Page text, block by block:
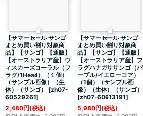
【サマーセール サンゴ
まとめ買い割り対象商
品】【サンゴ】【通販】
【オーストラリア産】ウ
ィスカーズコーラル（フ
ラグ/1Head）（１個）
（サンプル画像）（生
体）（サンゴ）
[zh07-
60529261]
2,480円(税込)
【サマーセール サンゴ
まとめ買い割り対象商
品】【サンゴ】【通販】
【オーストラリア産】フ
ラグハナガササンゴ（パ
ープル/イエローコア）
（1個）（サンプル画
像）（生体）（サンゴ）
[zh07-60613191]
5,980円(税込)